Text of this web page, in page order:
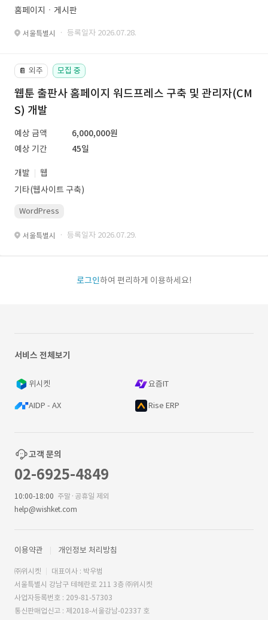
홈페이지ㆍ게시판
서울특별시 · 등록일자 2026.07.28.
📔 외주 모집 중
웹툰 출판사 홈페이지 워드프레스 구축 및 관리자(CM
S) 개발
예상 금액
6,000,000원
예상 기간
45일
개발
웹
기타(웹사이트 구축)
WordPress
서울특별시 · 등록일자 2026.07.29.
로그인하여 편리하게 이용하세요!
서비스 전체보기
위시켓 요즘IT
AIDP - AX Rise ERP
고객 문의
02-6925-4849
10:00-18:00 주말·공휴일 제외
help@wishket.com
이용약관 개인정보 처리방침
㈜위시켓
대표이사 : 박우범
서울특별시 강남구 테헤란로 211 3층 ㈜위시켓
사업자등록번호 : 209-81-57303
통신판매업신고 : 제2018-서울강남-02337 호